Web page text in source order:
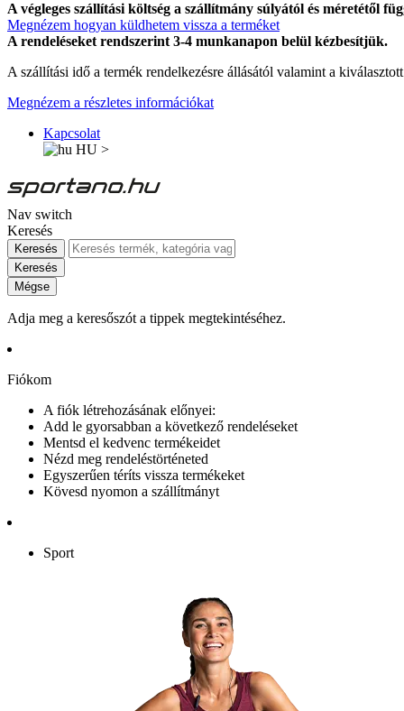
A végleges szállítási költség a szállítmány súlyától és méretétől
Megnézem hogyan küldhetem vissza a terméket
A rendeléseket rendszerint 3-4 munkanapon belül kézbesítjük.
A szállítási idő a termék rendelkezésre állásától valamint a
Megnézem a részletes információkat
Kapcsolat
HU >
Nav switch
Keresés
Keresés
Keresés
Mégse
Adja meg a keresőszót a tippek megtekintéséhez.
Fiókom
A fiók létrehozásának előnyei:
Add le gyorsabban a következő rendeléseket
Mentsd el kedvenc termékeidet
Nézd meg rendeléstörténeted
Egyszerűen téríts vissza termékeket
Kövesd nyomon a szállítmányt
Sport